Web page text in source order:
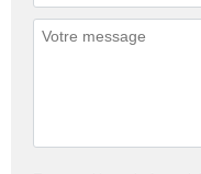
*
Commentaires